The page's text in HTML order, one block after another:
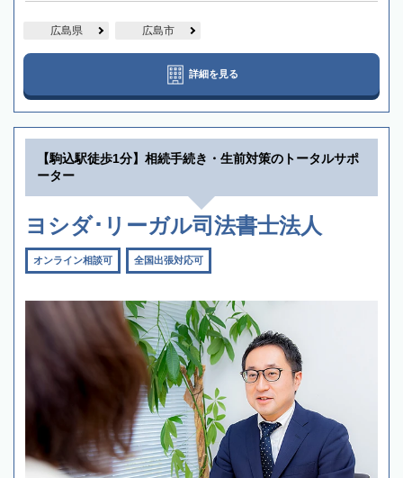
広島県 広島市
詳細を見る
【駒込駅徒歩1分】相続手続き・生前対策のトータルサポ
ーター
ヨシダ･リーガル司法書士法人
オンライン相談可 全国出張対応可